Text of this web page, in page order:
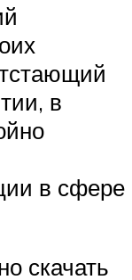
в
в сфере
скачать